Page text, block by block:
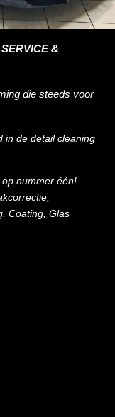
&
die steeds voor
in de detail cleaning
nummer één!
Coating, Glas